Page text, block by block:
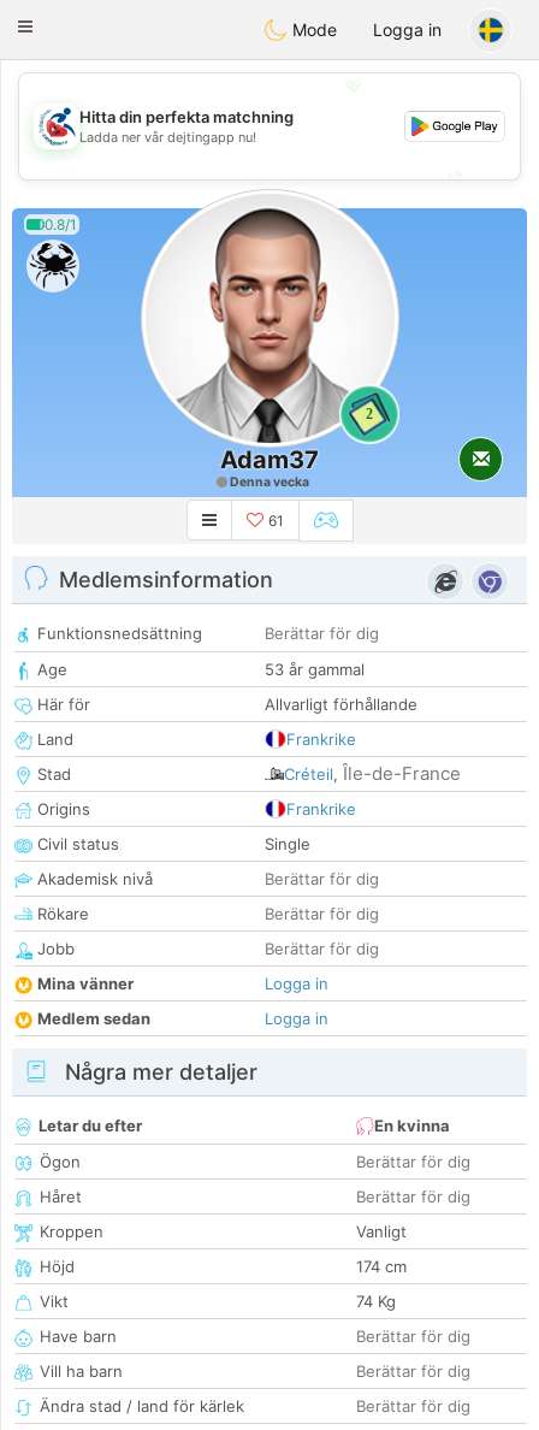
Handi Space
Toggle
Mode Logga in
💖
💕
Hitta din perfekta matchning
Ladda ner vår dejtingapp nu!
0.8/1
2
Adam37
Denna vecka
61
Medlemsinformation
Funktionsnedsättning
Berättar för dig
Age
53 år gammal
Här för
Allvarligt förhållande
Land
Frankrike
Stad
Créteil, Île-de-France
Origins
Frankrike
Civil status
Single
Akademisk nivå
Berättar för dig
Rökare
Berättar för dig
Jobb
Berättar för dig
Mina vänner
Logga in
Medlem sedan
Logga in
Några mer detaljer
Letar du efter
En kvinna
Ögon
Berättar för dig
Håret
Berättar för dig
Kroppen
Vanligt
Höjd
174 cm
Vikt
74 Kg
Have barn
Berättar för dig
Vill ha barn
Berättar för dig
Ändra stad / land för kärlek
Berättar för dig